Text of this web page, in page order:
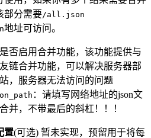
部分需要/all.json
地址可访问。
否启用合并功能，该功能提供与
链合并功能，可以解决服务器部
，服务器无法访问的问题
：请填写网络地址的json文
并，不带最后的斜杠！！！
置(可选) 暂未实现，预留用于将每